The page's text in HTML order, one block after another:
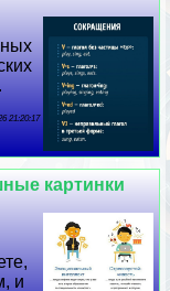
21:20:17
картинки
и